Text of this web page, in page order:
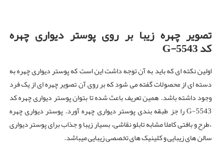
تصویر چهره زیبا بر روی پوستر دیواری چهره
کد G-5543
اولین نکته ای که باید به آن توجه داشت این است که پوستر دیواری چهره به
دسته ای از محصولات گفته می شود که بر روی آن تصویر چهره ای از یک فرد
وجود داشته باشد. همین تعریف باعث شده تا بتوان پوستر دیواری چهره کد
G-5543 را جز طبقه بندی پوستر دیواری چهره آورد. پوستر دیواری چهره
،طرح و بافتی کاملا مشابه تابلو نقاشی، بسیار زیبا و جذاب برای پوستر دیواری
سالن های زیبایی و کلینیک های تخصصی زیبایی میباشد.